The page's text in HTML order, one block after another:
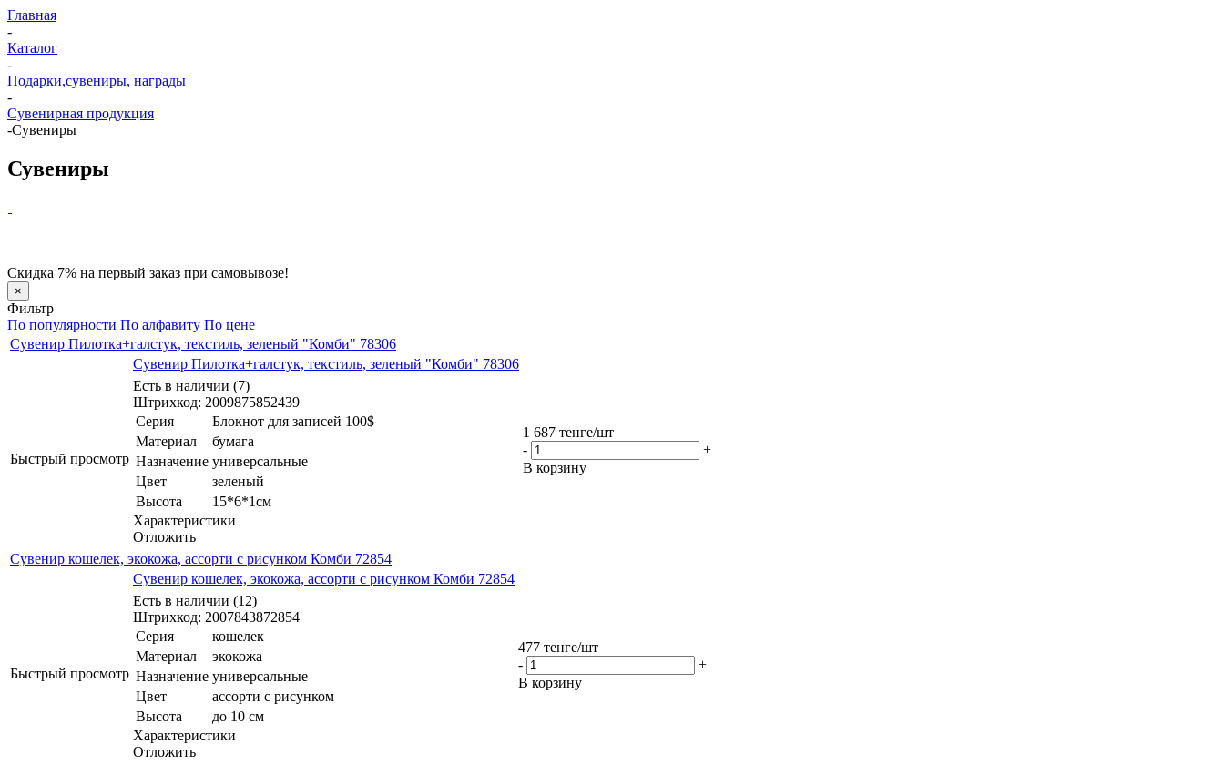
Главная
-
Каталог
-
Подарки,сувениры, награды
-
Сувенирная продукция
-Сувениры
Сувениры
Скидка 7% на первый заказ при самовывозе!
×
Фильтр
По популярности По алфавиту По цене
Сувенир Пилотка+галстук, текстиль, зеленый "Комби" 78306
Быстрый просмотр
Сувенир Пилотка+галстук, текстиль, зеленый "Комби" 78306
Есть в наличии (7)
Штрихкод: 2009875852439
Серия
Блокнот для записей 100$
Материал
бумага
Назначение универсальные
Цвет
зеленый
Высота
15*6*1см
Характеристики
Отложить
1 687 тенге/шт
-
+
В корзину
Сувенир кошелек, экокожа, ассорти с рисунком Комби 72854
Быстрый просмотр
Сувенир кошелек, экокожа, ассорти с рисунком Комби 72854
Есть в наличии (12)
Штрихкод: 2007843872854
Серия
кошелек
Материал
экокожа
Назначение универсальные
Цвет
ассорти с рисунком
Высота
до 10 см
Характеристики
Отложить
477 тенге/шт
-
+
В корзину